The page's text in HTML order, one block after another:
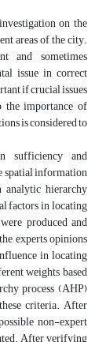
on the
areas of the city.
and sometimes
issue in correct
if crucial issues
importance of
is considered to
sufficiency and
spatial information
hierarchy
factors in locating
produced and
experts opinions
in locating
weights based
process (AHP)
criteria. After
non-expert